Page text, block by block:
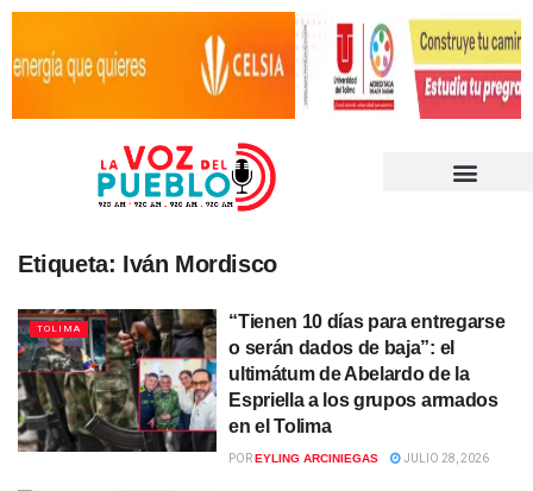
Etiqueta: Iván Mordisco
TOLIMA
“Tienen 10 días para entregarse
o serán dados de baja”: el
ultimátum de Abelardo de la
Espriella a los grupos armados
en el Tolima
POREYLING ARCINIEGAS JULIO 28, 2026